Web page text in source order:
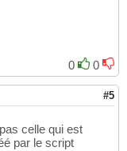
0
0
#5
celle qui est
par le script